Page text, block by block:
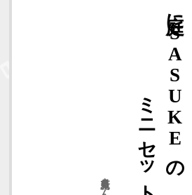
庭に
SASUKE
の
ミニセット
新月兎さん